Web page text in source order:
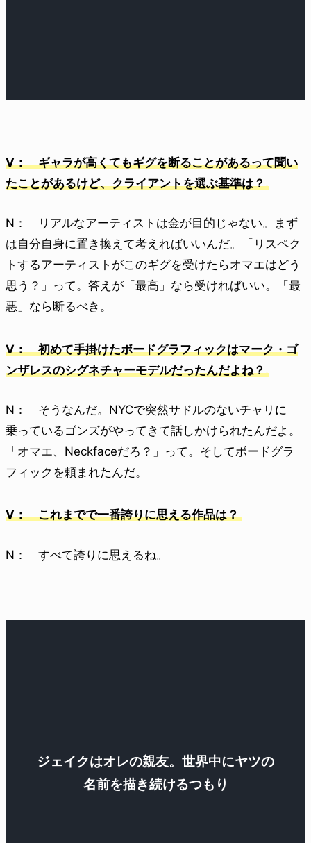
V： ギャラが高くてもギグを断ることがあるって聞い
たことがあるけど、クライアントを選ぶ基準は？
N： リアルなアーティストは金が目的じゃない。まず
は自分自身に置き換えて考えればいいんだ。「リスペク
トするアーティストがこのギグを受けたらオマエはどう
思う？」って。答えが「最高」なら受ければいい。「最
悪」なら断るべき。
V： 初めて手掛けたボードグラフィックはマーク・ゴ
ンザレスのシグネチャーモデルだったんだよね？
N： そうなんだ。NYCで突然サドルのないチャリに
乗っているゴンズがやってきて話しかけられたんだよ。
「オマエ、Neckfaceだろ？」って。そしてボードグラ
フィックを頼まれたんだ。
V： これまでで一番誇りに思える作品は？
N： すべて誇りに思えるね。
ジェイクはオレの親友。世界中にヤツの
名前を描き続けるつもり